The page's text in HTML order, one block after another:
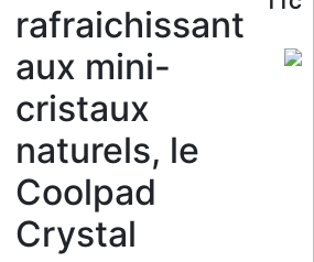
rafraichissant
aux mini-
cristaux
naturels, le
Coolpad
Crystal